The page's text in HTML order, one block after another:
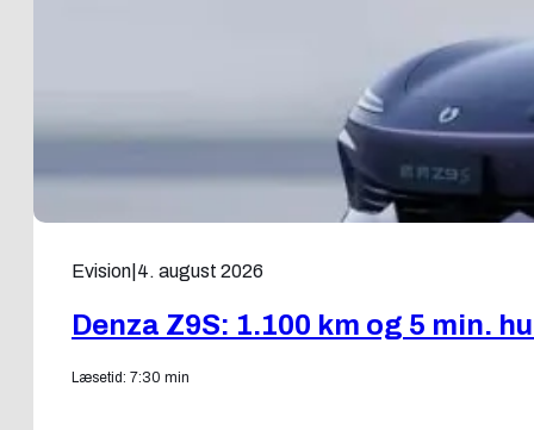
Evision 4. august 2026
Denza Z9S: 1.100 km og 5 min.
Læsetid: 7:30 min